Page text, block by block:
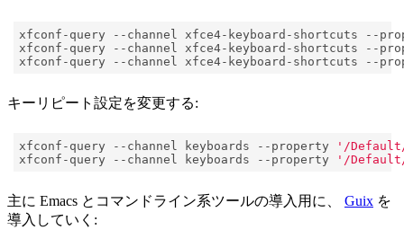
xfconf-query --channel xfce4-keyboard-shortcuts --
xfconf-query --channel xfce4-keyboard-shortcuts --
xfconf-query --channel xfce4-keyboard-shortcuts --
キーリピート設定を変更する:
xfconf-query --channel keyboards --property
'/Default/
xfconf-query --channel keyboards --property
'/Default/
主に Emacs とコマンドライン系ツールの導入用に、 Guix を
導入していく: